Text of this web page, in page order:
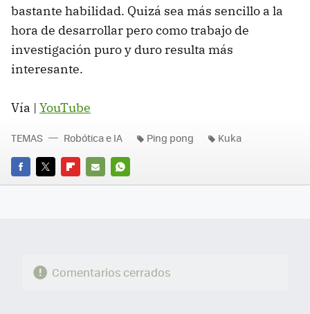
bastante habilidad. Quizá sea más sencillo a la
hora de desarrollar pero como trabajo de
investigación puro y duro resulta más
interesante.
Vía | YouTube
FACEBOOK
TWITTERFLIPBOARD
E-
WHATSAPP
TEMAS Robótica e IA Ping pong Kuka
Comentarios cerrados